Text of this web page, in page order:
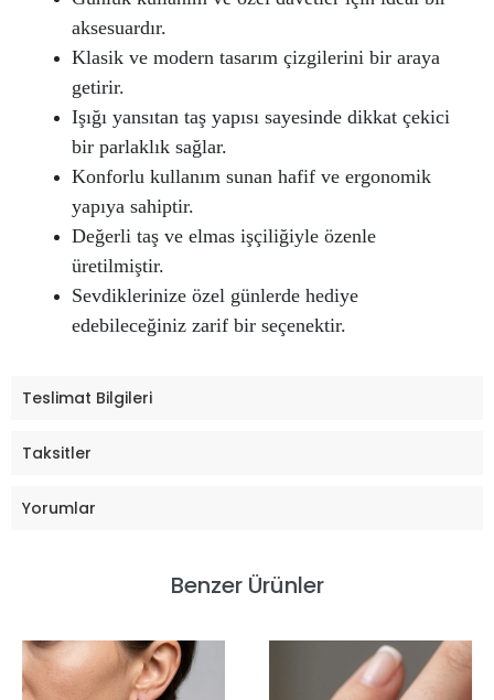
aksesuardır.
Klasik ve modern tasarım çizgilerini bir araya
getirir.
Işığı yansıtan taş yapısı sayesinde dikkat çekici
bir parlaklık sağlar.
Konforlu kullanım sunan hafif ve ergonomik
yapıya sahiptir.
Değerli taş ve elmas işçiliğiyle özenle
üretilmiştir.
Sevdiklerinize özel günlerde hediye
edebileceğiniz zarif bir seçenektir.
Teslimat Bilgileri
Taksitler
Yorumlar
Benzer Ürünler